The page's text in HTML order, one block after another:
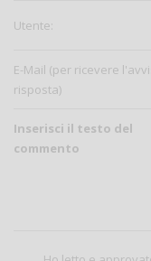
Utente:
E-Mail (per ricevere
risposta)
Inserisci il testo del
commento